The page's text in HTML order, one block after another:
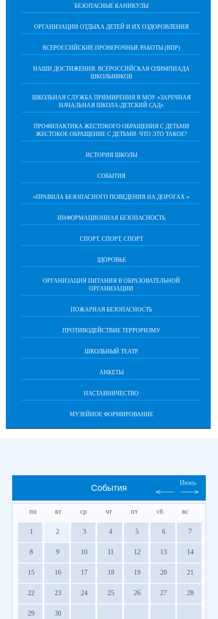
БЕЗОПАСНЫЕ КАНИКУЛЫ
ОРГАНИЗАЦИИ ОТДЫХА ДЕТЕЙ И ИХ ОЗДОРОВЛЕНИЯ
ВСЕРОССИЙСКИЕ ПРОВЕРОЧНЫЕ РАБОТЫ (ВПР)
НАШИ ДОСТИЖЕНИЯ. ВСЕРОССИЙСКАЯ ОЛИМПИАДА
ШКОЛЬНИКОВ
ШКОЛЬНАЯ СЛУЖБА ПРИМИРЕНИЯ В МОУ «ЗАРЕЧНАЯ
НАЧАЛЬНАЯ ШКОЛА-ДЕТСКИЙ САД»
ПРОФИЛАКТИКА ЖЕСТОКОГО ОБРАЩЕНИЯ С ДЕТЬМИ
ЖЕСТОКОЕ ОБРАЩЕНИЕ С ДЕТЬМИ: ЧТО ЭТО ТАКОЕ?
ИСТОРИЯ ШКОЛЫ
СОБЫТИЯ
«ПРАВИЛА БЕЗОПАСНОГО ПОВЕДЕНИЯ НА ДОРОГАХ »
ИНФОРМАЦИОННАЯ БЕЗОПАСНОСТЬ
СПОРТ, СПОРТ, СПОРТ
ЗДОРОВЬЕ
ОРГАНИЗАЦИЯ ПИТАНИЯ В ОБРАЗОВАТЕЛЬНОЙ
ОРГАНИЗАЦИИ
ПОЖАРНАЯ БЕЗОПАСНОСТЬ
ПРОТИВОДЕЙСТВИЕ ТЕРРОРИЗМУ
ШКОЛЬНЫЙ ТЕАТР
АНКЕТЫ
НАСТАВНИЧЕСТВО
МУЗЕЙНОЕ ФОРМИРОВАНИЕ
События
Июнь
пн вт ср чт пт сб вс
1 2 3 4 5 6 7
8 9 10 11 12 13 14
15 16 17 18 19 20 21
22 23 24 25 26 27 28
29 30